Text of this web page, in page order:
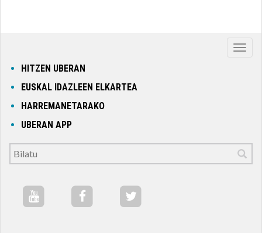
HITZEN UBERAN
EUSKAL IDAZLEEN ELKARTEA
HARREMANETARAKO
UBERAN APP